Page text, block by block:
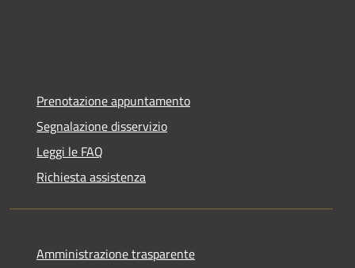
Prenotazione appuntamento
Segnalazione disservizio
Leggi le FAQ
Richiesta assistenza
Amministrazione trasparente